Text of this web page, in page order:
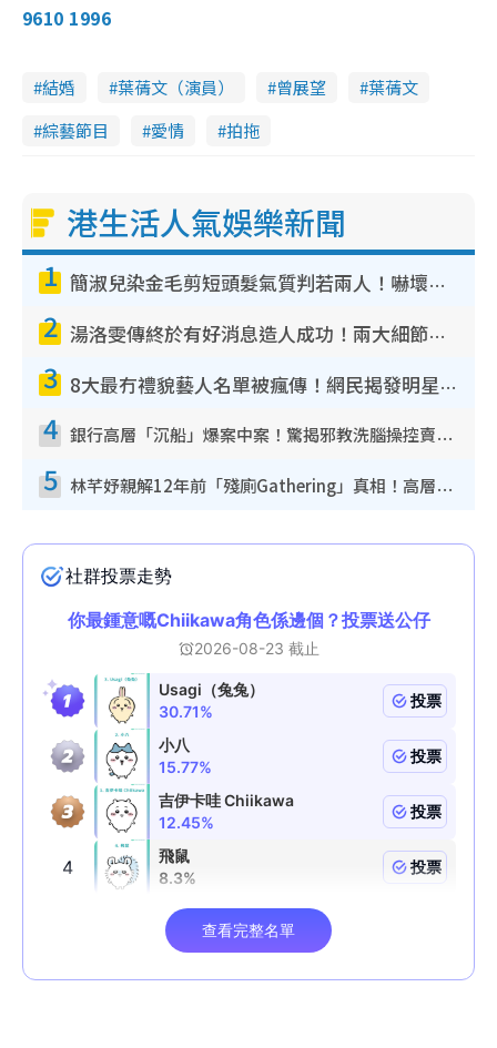
9610 1996
結婚 葉蒨文（演員） 曾展望
葉蒨文
綜藝節目
愛情 拍拖
港生活人氣娛樂新聞
1 簡淑兒染金毛剪短頭髮氣質判若兩人！嚇壞老公麥大力都認唔出：「你做咩事？」
2 湯洛雯傳終於有好消息造人成功！兩大細節曝孕味極濃惹猜測：大肚婆先會咁！
3 8大最冇禮貌藝人名單被瘋傳！網民揭發明星真面目 一致數臭呢位係無品天花板？
4 銀行高層「沉船」爆案中案！驚揭邪教洗腦操控賣淫被吞600萬 幕後黑手講多錯多
5 林芊妤親解12年前「殘廁Gathering」真相！高層解約一句話重創尊嚴至今拒返TVB